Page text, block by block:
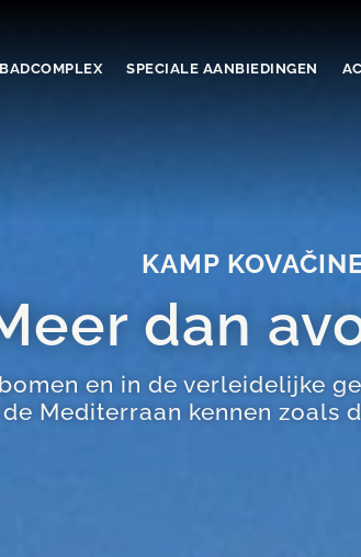
SPECIALE AANBIEDINGEN
KAMP
dan
en in de verleidelijke
de Mediterraan kennen zoals